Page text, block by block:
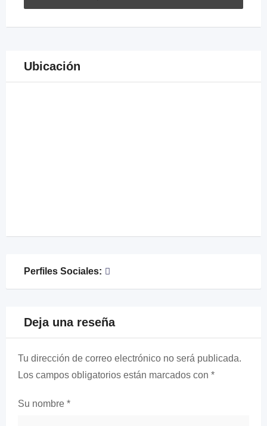
Ubicación
Perfiles Sociales:
Deja una reseña
Tu dirección de correo electrónico no será publicada.
Los campos obligatorios están marcados con *
Su nombre *